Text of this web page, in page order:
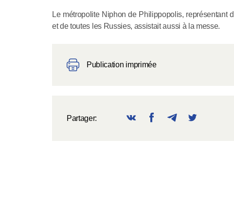
Le métropolite Niphon de Philippopolis, représentant
et de toutes les Russies, assistait aussi à la messe.
Publication imprimée
Partager: